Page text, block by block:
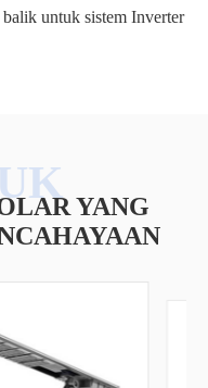
untuk sistem Inverter
YANG